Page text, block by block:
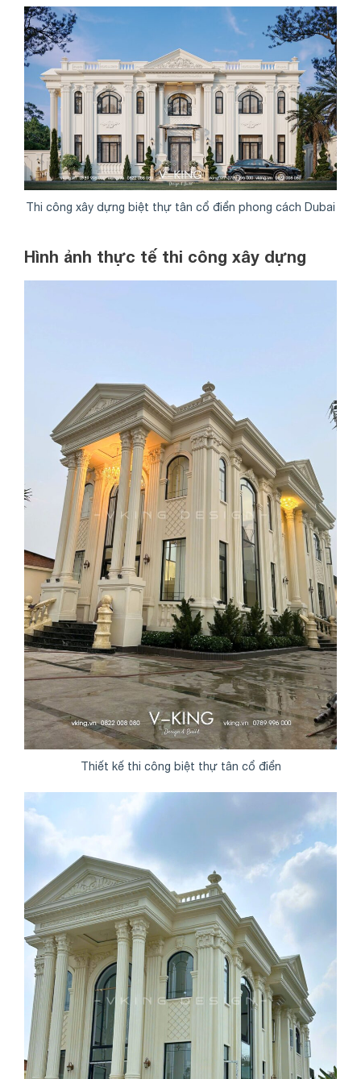
Thi công xây dựng biệt thự tân cổ điển phong cách Dubai
Hình ảnh thực tế thi công xây dựng
Thiết kế thi công biệt thự tân cổ điển